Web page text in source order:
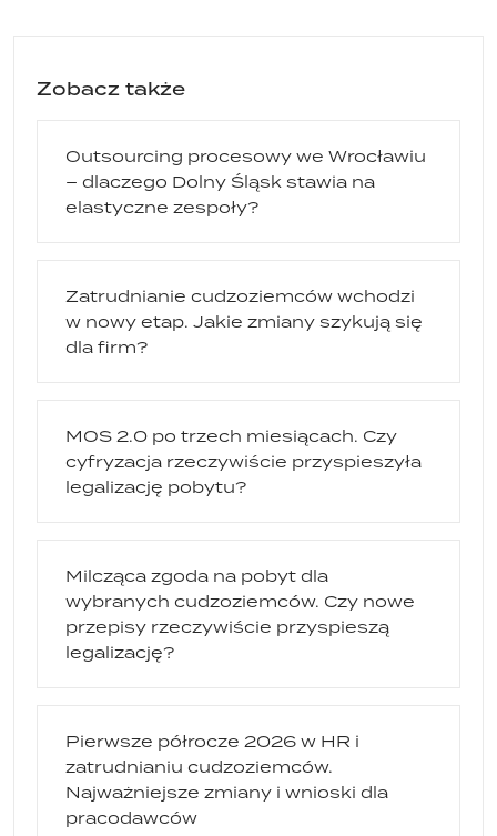
Zobacz także
Outsourcing procesowy we Wrocławiu
– dlaczego Dolny Śląsk stawia na
elastyczne zespoły?
Zatrudnianie cudzoziemców wchodzi
w nowy etap. Jakie zmiany szykują się
dla firm?
MOS 2.0 po trzech miesiącach. Czy
cyfryzacja rzeczywiście przyspieszyła
legalizację pobytu?
Milcząca zgoda na pobyt dla
wybranych cudzoziemców. Czy nowe
przepisy rzeczywiście przyspieszą
legalizację?
Pierwsze półrocze 2026 w HR i
zatrudnianiu cudzoziemców.
Najważniejsze zmiany i wnioski dla
pracodawców